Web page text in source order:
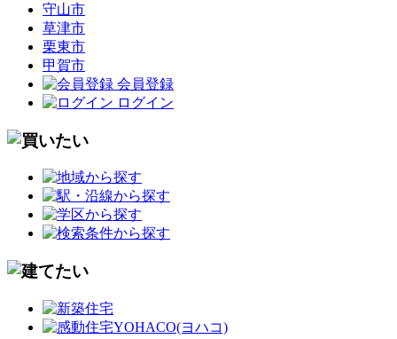
守山市
草津市
栗東市
甲賀市
会員登録
ログイン